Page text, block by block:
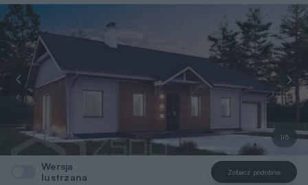
1/5
Wersja
lustrzana
Zobacz podobne